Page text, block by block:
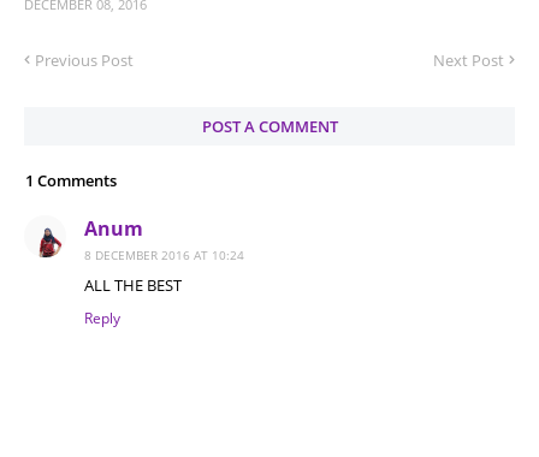
DECEMBER 08, 2016
Previous Post Next Post
POST A COMMENT
1 Comments
Anum
8 DECEMBER 2016 AT 10:24
ALL THE BEST
Reply